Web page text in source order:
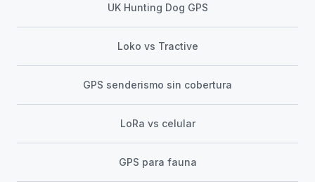
UK Hunting Dog GPS
Loko vs Tractive
GPS senderismo sin cobertura
LoRa vs celular
GPS para fauna